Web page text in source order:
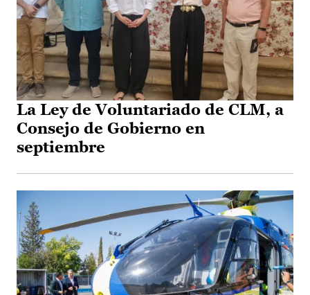
La Ley de Voluntariado de CLM, a
Consejo de Gobierno en
septiembre